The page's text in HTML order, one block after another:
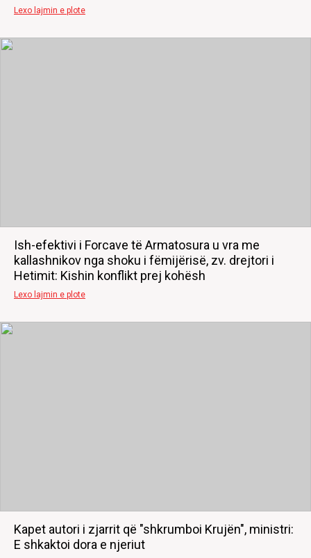
Lexo lajmin e plote
Ish-efektivi i Forcave të Armatosura u vra me
kallashnikov nga shoku i fëmijërisë, zv. drejtori i
Hetimit: Kishin konflikt prej kohësh
Lexo lajmin e plote
Kapet autori i zjarrit që "shkrumboi Krujën", ministri:
E shkaktoi dora e njeriut